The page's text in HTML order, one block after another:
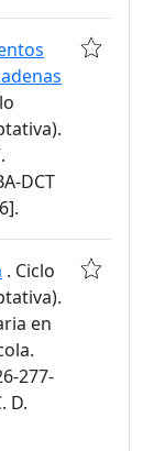
DCT
. Ciclo
en
277-
D.